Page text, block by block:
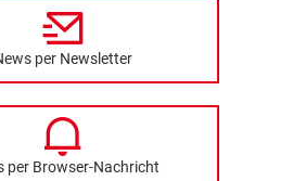
per Newsletter
per Browser-Nachricht